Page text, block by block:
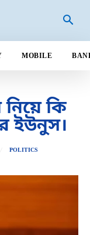
MOBILE
নিয়ে কি
ইউনুস।
POLITICS